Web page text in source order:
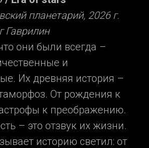
планетарий, 2026 г.
Гаврилин
то они были всегда –
и
Их древняя история –
От рождения к
к преображению.
– это отзвук их жизни.
историю светил: от